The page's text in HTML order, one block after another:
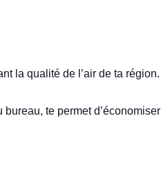
la qualité de l’air de ta région.
te permet d’économiser